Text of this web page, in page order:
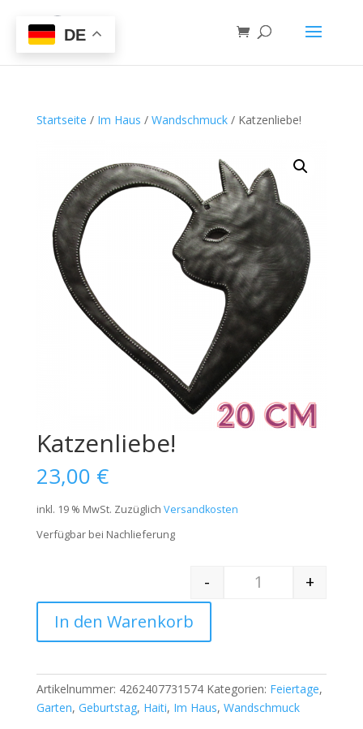
Startseite / Im Haus / Wandschmuck/ Katzenliebe!
Katzenliebe!
23,00 €
inkl. 19 % MwSt. Zuzüglich Versandkosten
Verfügbar bei Nachlieferung
Quantity
-
+
In den Warenkorb
Artikelnummer: 4262407731574 Kategorien: Feiertage,
Garten, Geburtstag, Haiti, Im Haus, Wandschmuck
DE